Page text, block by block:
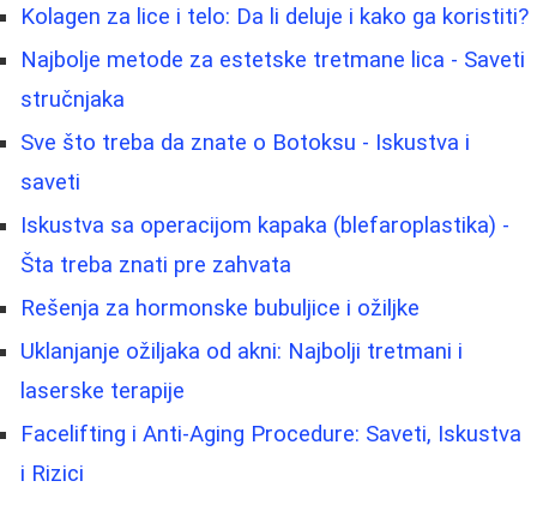
Kolagen za lice i telo: Da li deluje i kako ga koristiti?
Najbolje metode za estetske tretmane lica - Saveti
stručnjaka
Sve što treba da znate o Botoksu - Iskustva i
saveti
Iskustva sa operacijom kapaka (blefaroplastika) -
Šta treba znati pre zahvata
Rešenja za hormonske bubuljice i ožiljke
Uklanjanje ožiljaka od akni: Najbolji tretmani i
laserske terapije
Facelifting i Anti-Aging Procedure: Saveti, Iskustva
i Rizici